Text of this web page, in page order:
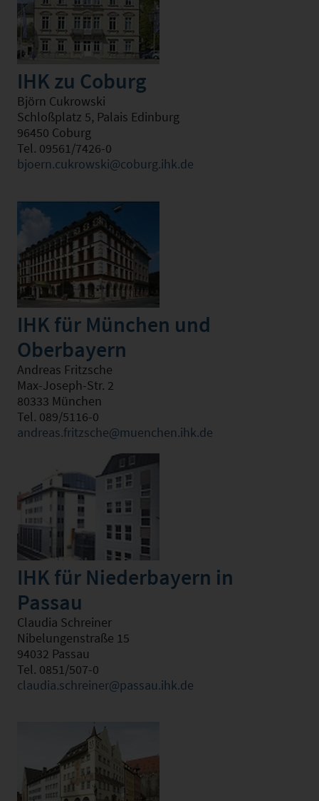
IHK zu Coburg
Björn Cukrowski
Schloßplatz 5, Palais Edinburg
96450 Coburg
Tel. 09561/7426-0
bjoern.cukrowski@coburg.ihk.de
IHK für München und
Oberbayern
Andreas Fritzsche
Max-Joseph-Str. 2
80333 München
Tel. 089/5116-0
andreas.fritzsche@muenchen.ihk.de
IHK für Niederbayern in
Passau
Claudia Schreiner
Nibelungenstraße 15
94032 Passau
Tel. 0851/507-0
claudia.schreiner@passau.ihk.de